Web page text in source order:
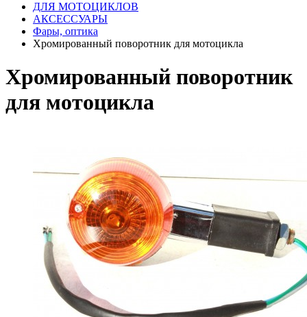
ДЛЯ МОТОЦИКЛОВ
АКСЕССУАРЫ
Фары, оптика
Хромированный поворотник для мотоцикла
Хромированный поворотник
для мотоцикла